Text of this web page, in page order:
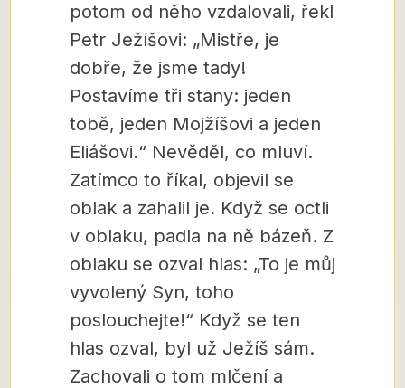
potom od něho vzdalovali, řekl
Petr Ježíšovi: „Mistře, je
dobře, že jsme tady!
Postavíme tři stany: jeden
tobě, jeden Mojžíšovi a jeden
Eliášovi.“ Nevěděl, co mluví.
Zatímco to říkal, objevil se
oblak a zahalil je. Když se octli
v oblaku, padla na ně bázeň. Z
oblaku se ozval hlas: „To je můj
vyvolený Syn, toho
poslouchejte!“ Když se ten
hlas ozval, byl už Ježíš sám.
Zachovali o tom mlčení a